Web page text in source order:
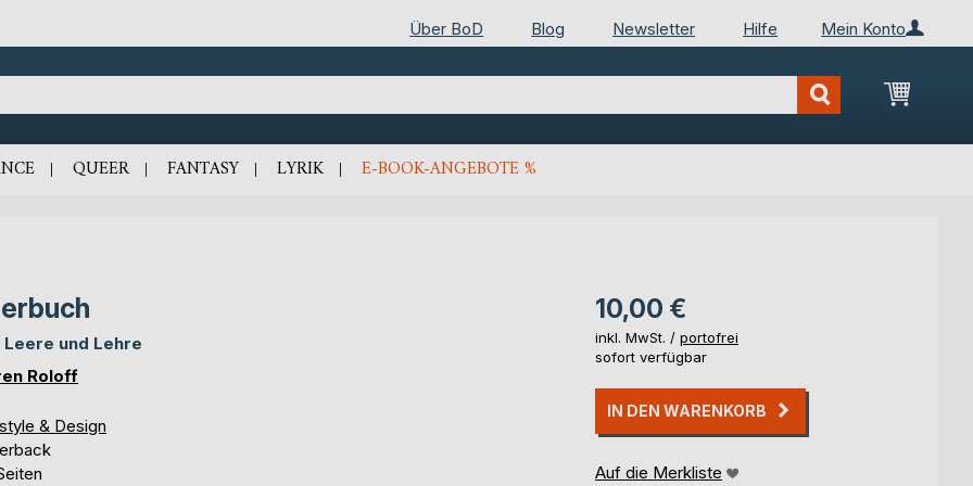
Mein Konto
Über BoD Blog Newsletter Hilfe
Mein
QUEER FANTASY LYRIK E-BOOK-ANGEBOTE %
Leere und Lehre
Roloff
& Design
10,00 €
inkl. MwSt. / portofrei
sofort verfügbar
IN DEN WARENKORB
Auf die Merkliste